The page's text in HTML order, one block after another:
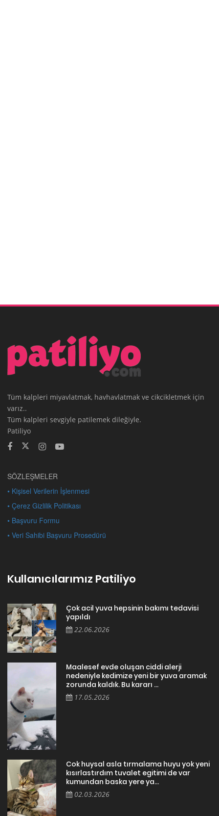
Tüm kalpleri miyavlatmak, havhavlatmak ve cikcikletmek için
varız..
Tüm kalpleri sevgiyle patilemek dileğiyle.
Patiliyo
SÖZLEŞMELER
• Kişisel Verilerin İşlenmesi
• Çerez Gizlilik Politikası
• Başvuru Formu
• Veri Sahibi Başvuru Prosedürü
Kullanıcılarımız Patiliyo
Çok acil yuva hepsinin bakımı tedavisi
yapıldı
22.06.2026
Maalesef evde oluşan ciddi alerji
nedeniyle kedimize yeni bir yuva aramak
zorunda kaldık. Bu kararı ...
17.05.2026
Cok huysal asla tırmalama huyu yok yeni
kısırlastırdım tuvalet egitimi de var
kumundan baska yere ya...
02.03.2026